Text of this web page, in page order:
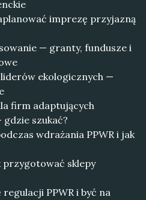
imprezę przyjazną
— granty, fundusze i
liderów ekologicznych —
firm adaptujących
gdzie szukać?
wdrażania PPWR i jak
przygotować sklepy
PPWR i być na